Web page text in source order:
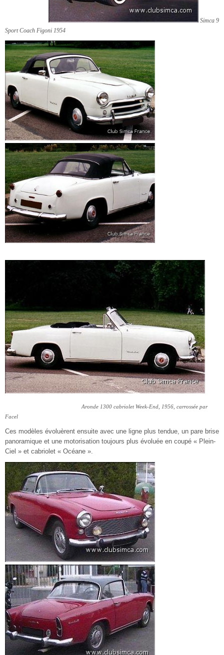
Simca 9
Sport Coach Figoni 1954
Aronde 1300 cabriolet Week-End, 1956, carrossée par
Facel
Ces modèles évoluèrent ensuite avec une ligne plus tendue, un pare brise
panoramique et une motorisation toujours plus évoluée en coupé « Plein-
Ciel » et cabriolet « Océane ».